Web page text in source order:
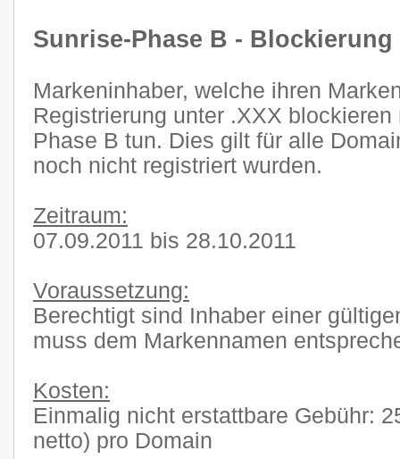
Sunrise-Phase B - Blockierung
Markeninhaber, welche ihren
Registrierung unter .XXX
Phase B tun. Dies gilt für alle
noch nicht registriert wurden.
Zeitraum:
07.09.2011 bis 28.10.2011
Voraussetzung:
Berechtigt sind Inhaber einer
muss dem Markennamen
Kosten:
Einmalig nicht erstattbare Gebühr:
netto) pro Domain